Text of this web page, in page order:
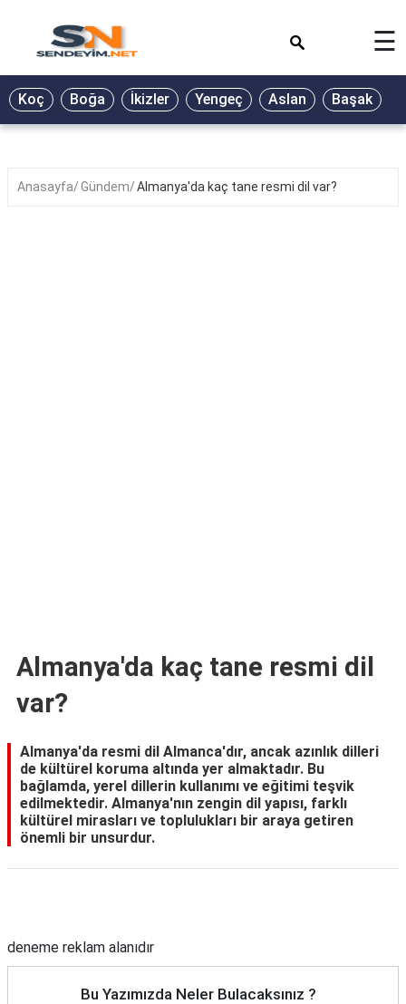
BİYOGRAFİ
GALERİ
☰
Koç Boğa İkizler Yengeç Aslan Başak
Anasayfa Gündem Almanya'da kaç tane resmi dil var?
Almanya'da kaç tane resmi dil
var?
Almanya'da resmi dil Almanca'dır, ancak azınlık dilleri
de kültürel koruma altında yer almaktadır. Bu
bağlamda, yerel dillerin kullanımı ve eğitimi teşvik
edilmektedir. Almanya'nın zengin dil yapısı, farklı
kültürel mirasları ve toplulukları bir araya getiren
önemli bir unsurdur.
deneme reklam alanıdır
Bu Yazımızda Neler Bulacaksınız ?